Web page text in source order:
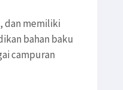
dan memiliki
bahan baku
campuran